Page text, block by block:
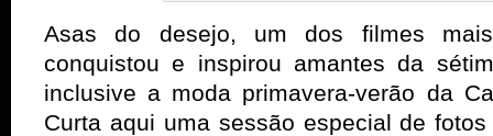
Asas do desejo, um dos filmes
conquistou e inspirou amantes da
inclusive a moda primavera-verão da
Curta aqui uma sessão especial de